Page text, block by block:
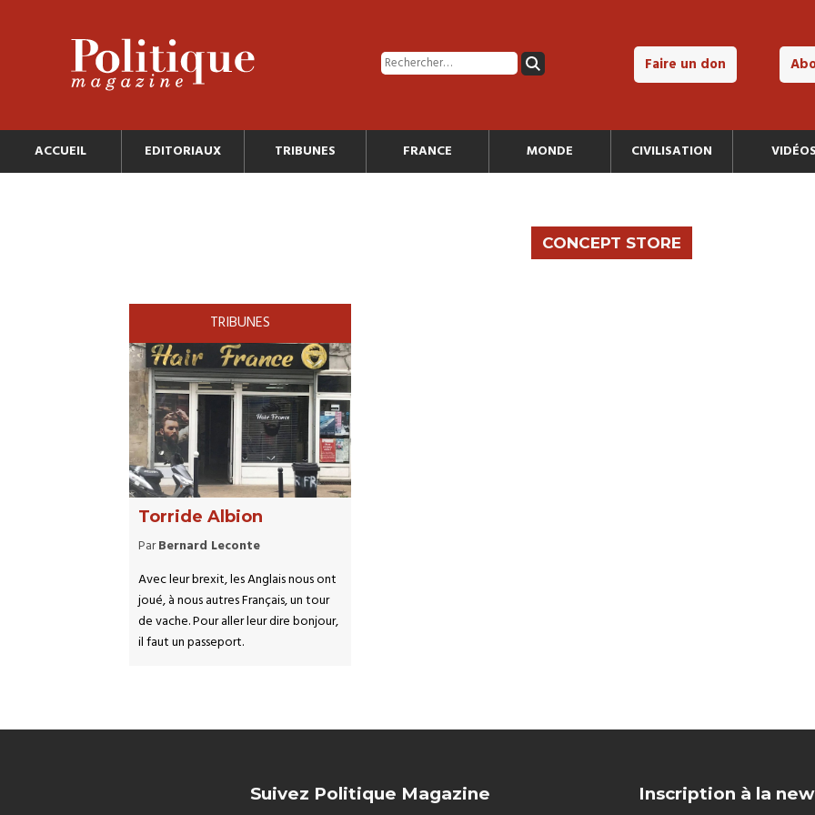
Faire un don
ACCUEIL EDITORIAUX TRIBUNES FRANCE MONDE CIVILISATION VIDÉOS
CONCEPT STORE
TRIBUNES
Torride Albion
ParBernard Leconte
Avec leur brexit, les Anglais nous ont
joué, à nous autres Français, un tour
de vache. Pour aller leur dire bonjour,
il faut un passeport.
Suivez Politique Magazine Inscription à la